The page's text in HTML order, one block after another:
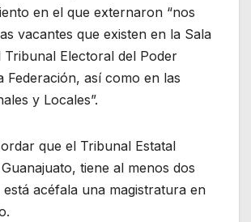
en el que externaron “nos
vacantes que existen en la Sala
Tribunal Electoral del Poder
Federación, así como en las
y Locales”.
que el Tribunal Estatal
tiene al menos dos
está acéfala una magistratura en